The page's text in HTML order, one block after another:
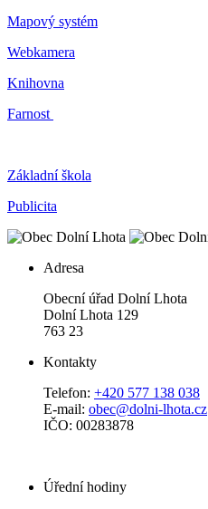
Mapový systém
Webkamera
Knihovna
Farnost
Základní škola
Publicita
Adresa
Obecní úřad Dolní Lhota
Dolní Lhota 129
763 23
Kontakty
Telefon: +420 577 138 038
E-mail: obec@dolni-lhota.cz
IČO: 00283878
Úřední hodiny